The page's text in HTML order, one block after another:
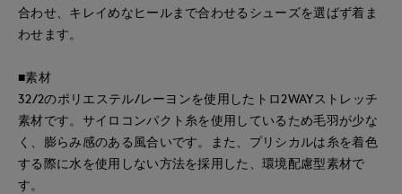
合わせ、キレイめなヒールまで合わせるシューズを選ばず着ま
わせます。
■素材
32/2のポリエステル/レーヨンを使用したトロ2WAYストレッチ
素材です。サイロコンパクト糸を使用しているため毛羽が少な
く、膨らみ感のある風合いです。また、プリシカルは糸を着色
する際に水を使用しない方法を採用した、環境配慮型素材で
す。